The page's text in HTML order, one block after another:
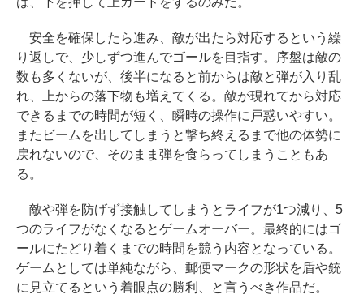
メモリ 512GB SSD インテル Core
￥129,800
Apple 2026 MacBook Air M5チッ
プ搭載13インチノートブック：AI
とApple Intelligence、13.6インチ
トレージ、12MPセンターフレーム
カメラ、日本語キーボード、Touc
h ID - ミッドナイト
￥278,800
Microsoft Office Home & Busine
ss 2024(最新 永続版)|オンライン
コード版|Windows11、10/mac対
応|PC2台
￥39,582
ux 【限定バーチャルアイテムを含
む】 【オンラインゲームコード】
ロブロックス | オンラインコード版
￥14,500
像生成シリーズ (はぴーイラストLa
bo)
￥480
FM TOWNS ハイパー・カタログ:
本体ハードウェア・市販ソフトウ
エミュレータ紹介
￥1,600
し、ブラック (2025年発売)
￥31,980
New Amazon Kindle Scribe Color
soft | 11インチカラーディスプレ
イ、64GBストレージ、ノート機能
搭載、明るさ自動調整、色調調節
￥115,980
XTEINK X3 電子書籍リーダー 3.7
安全を確保したら進み、敵が出たら対応するという繰
り返しで、少しずつ進んでゴールを目指す。序盤は敵の
数も多くないが、後半になると前からは敵と弾が入り乱
れ、上からの落下物も増えてくる。敵が現れてから対応
できるまでの時間が短く、瞬時の操作に戸惑いやすい。
またビームを出してしまうと撃ち終えるまで他の体勢に
戻れないので、そのまま弾を食らってしまうこともあ
る。
敵や弾を防げず接触してしまうとライフが1つ減り、5
つのライフがなくなるとゲームオーバー。最終的にはゴ
ールにたどり着くまでの時間を競う内容となっている。
ゲームとしては単純ながら、郵便マークの形状を盾や銃
に見立てるという着眼点の勝利、と言うべき作品だ。